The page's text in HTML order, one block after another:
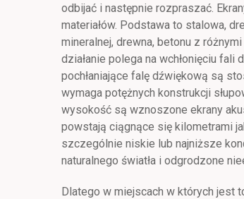
odbijać i następnie rozpraszać.
materiałów. Podstawa to stalowa,
mineralnej, drewna, betonu z
działanie polega na wchłonięciu
pochłaniające falę dźwiękową są
wymaga potężnych konstrukcji
wysokość są wznoszone ekrany
powstają ciągnące się kilometrami
szczególnie niskie lub najniższe
naturalnego światła i odgrodzone
Dlatego w miejscach w których jest